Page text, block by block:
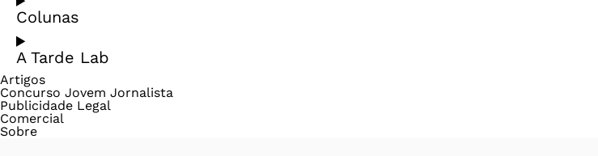
Colunas
A Tarde Lab
Artigos
Concurso Jovem Jornalista
Publicidade Legal
Comercial
Sobre